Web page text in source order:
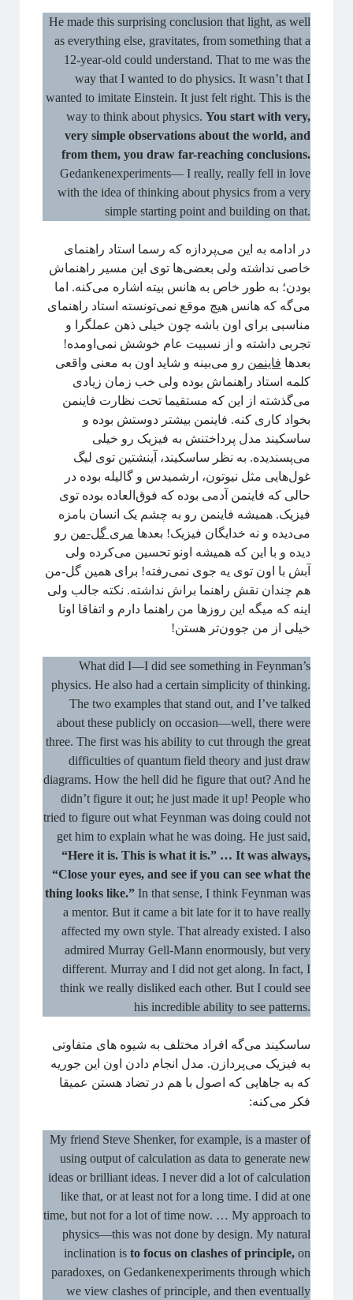
He made this surprising conclusion that light, as well
as everything else, gravitates, from something that a
12-year-old could understand. That to me was the
way that I wanted to do physics. It wasn’t that I
wanted to imitate Einstein. It just felt right. This is the
way to think about physics. You start with very,
very simple observations about the world, and
from them, you draw far-reaching conclusions.
Gedankenexperiments— I really, really fell in love
with the idea of thinking about physics from a very
simple starting point and building on that.
در ادامه به این می‌پردازه که رسما استاد راهنمای
خاصی نداشته ولی بعضی‌ها توی این مسیر راهنماش
بودن؛ به طور خاص به هانس بیته اشاره می‌کنه. اما
می‌گه که هانس هیچ موقع نمی‌تونسته استاد راهنمای
مناسبی برای اون باشه چون خیلی ذهن عملگرا و
تجربی داشته و از نسبیت عام خوشش نمی‌اومده!
بعدها فاینمن رو می‌بینه و شاید اون به معنی واقعی
کلمه استاد راهنماش بوده ولی خب زمان زیادی
می‌گذشته از این که مستقیما تحت نظارت فاینمن
بخواد کاری کنه. فاینمن بیشتر دوستش بوده و
ساسکیند مدل پرداختنش به فیزیک رو خیلی
می‌پسندیده. به نظر ساسکیند،‌ آینشتین توی لیگ
غول‌هایی مثل نیوتون، ارشمیدس و گالیله بوده در
حالی که فاینمن آدمی بوده که فوق‌العاده بوده توی
فیزیک. همیشه فاینمن رو به چشم یک انسان بامزه
می‌دیده و نه خدایگان فیزیک! بعدها مری گل‌-من رو
دیده و با این که همیشه اونو تحسین می‌کرده ولی
آبش با اون توی یه جوی نمی‌رفته! برای همین گل-من
هم چندان نقش راهنما براش نداشته. نکته جالب ولی
اینه که میگه این روزها من راهنما دارم و اتفاقا اونا
خیلی از من جوون‌تر هستن!
What did I—I did see something in Feynman’s
physics. He also had a certain simplicity of thinking.
The two examples that stand out, and I’ve talked
about these publicly on occasion—well, there were
three. The first was his ability to cut through the great
difficulties of quantum field theory and just draw
diagrams. How the hell did he figure that out? And he
didn’t figure it out; he just made it up! People who
tried to figure out what Feynman was doing could not
get him to explain what he was doing. He just said,
“Here it is. This is what it is.” … It was always,
“Close your eyes, and see if you can see what the
thing looks like.”In that sense, I think Feynman was
a mentor. But it came a bit late for it to have really
affected my own style. That already existed. I also
admired Murray Gell-Mann enormously, but very
different. Murray and I did not get along. In fact, I
think we really disliked each other. But I could see
his incredible ability to see patterns.
ساسکیند می‌گه افراد مختلف به شیوه های متفاوتی
به فیزیک می‌پردازن. مدل انجام دادن اون این جوریه
که به جاهایی که اصول با هم در تضاد هستن عمیقا
فکر می‌کنه:
My friend Steve Shenker, for example, is a master of
using output of calculation as data to generate new
ideas or brilliant ideas. I never did a lot of calculation
like that, or at least not for a long time. I did at one
time, but not for a lot of time now. … My approach to
physics—this was not done by design. My natural
inclination is to focus on clashes of principle, on
paradoxes, on Gedankenexperiments through which
we view clashes of principle, and then eventually